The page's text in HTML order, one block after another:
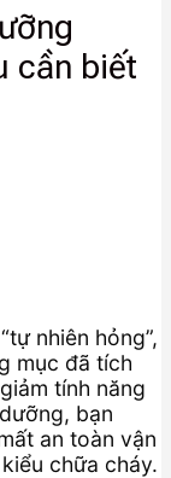
cần biết
nhiên hỏng”,
mục đã tích
tính năng
bạn
an toàn vận
chữa cháy.